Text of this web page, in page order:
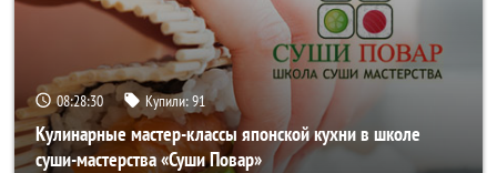
08:28:27 Купили:91
Кулинарные мастер-классы японской кухни в школе
суши-мастерства «Суши Повар»